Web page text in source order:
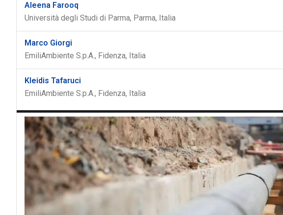
Aleena Farooq
Università degli Studi di Parma, Parma, Italia
Marco Giorgi
EmiliAmbiente S.p.A., Fidenza, Italia
Kleidis Tafaruci
EmiliAmbiente S.p.A., Fidenza, Italia